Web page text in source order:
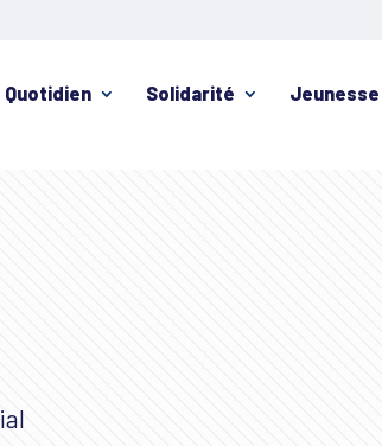
Quotidien Solidarité Jeunesse